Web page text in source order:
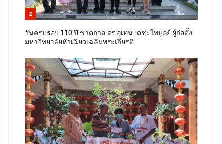
2
วันครบรอบ 110 ปี ชาตกาล ดร.อุเทน เตชะไพบูลย์ ผู้ก่อตั้ง
มหาวิทยาลัยหัวเฉียวเฉลิมพระเกียรติ